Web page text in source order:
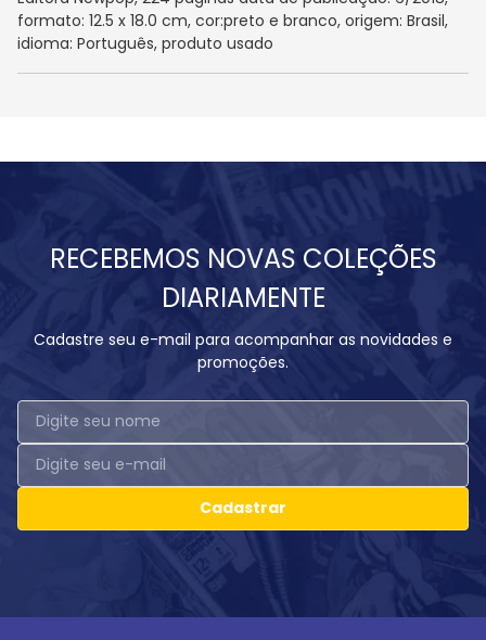
formato: 12.5 x 18.0 cm, cor:preto e branco, origem: Brasil,
idioma: Português, produto usado
RECEBEMOS NOVAS COLEÇÕES
DIARIAMENTE
Cadastre seu e-mail para acompanhar as novidades e
promoções.
Cadastrar